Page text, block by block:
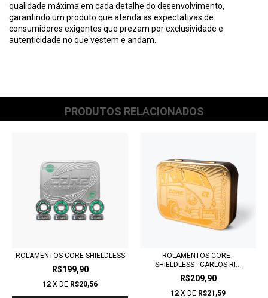
qualidade máxima em cada detalhe do desenvolvimento,
garantindo um produto que atenda as expectativas de
consumidores exigentes que prezam por exclusividade e
autenticidade no que vestem e andam.
PRODUTOS RELACIONADOS
ROLAMENTOS CORE SHIELDLESS
R$199,90
12 X DE R$20,56
ROLAMENTOS CORE -
SHIELDLESS - CARLOS RI...
R$209,90
12 X DE R$21,59